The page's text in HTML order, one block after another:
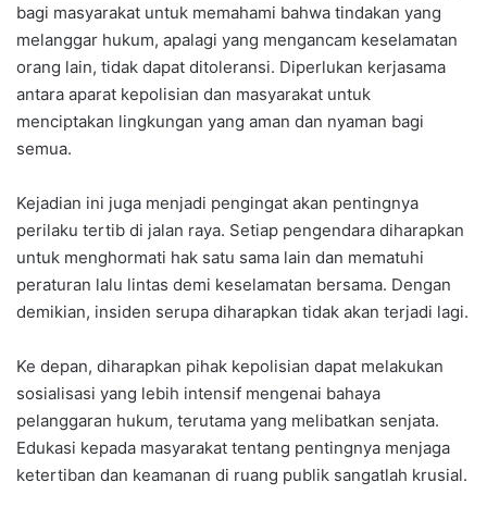
bagi masyarakat untuk memahami bahwa tindakan yang
melanggar hukum, apalagi yang mengancam keselamatan
orang lain, tidak dapat ditoleransi. Diperlukan kerjasama
antara aparat kepolisian dan masyarakat untuk
menciptakan lingkungan yang aman dan nyaman bagi
semua.
Kejadian ini juga menjadi pengingat akan pentingnya
perilaku tertib di jalan raya. Setiap pengendara diharapkan
untuk menghormati hak satu sama lain dan mematuhi
peraturan lalu lintas demi keselamatan bersama. Dengan
demikian, insiden serupa diharapkan tidak akan terjadi lagi.
Ke depan, diharapkan pihak kepolisian dapat melakukan
sosialisasi yang lebih intensif mengenai bahaya
pelanggaran hukum, terutama yang melibatkan senjata.
Edukasi kepada masyarakat tentang pentingnya menjaga
ketertiban dan keamanan di ruang publik sangatlah krusial.